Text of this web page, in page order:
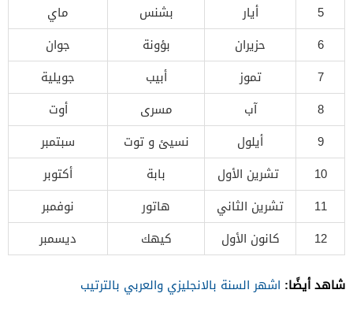
5
أيار بشنس
ماي
6
حزيران بؤونة
جوان
7
تموز أبيب
جويلية
8
آب مسرى
أوت
9
أيلول نسيئ و توت
سبتمبر
10
تشرين الأول بابة
أكتوبر
11
تشرين الثاني هاتور
نوفمبر
12
كانون الأول كيهك ديسمبر
شاهد أيضًا: اشهر السنة بالانجليزي والعربي بالترتيب